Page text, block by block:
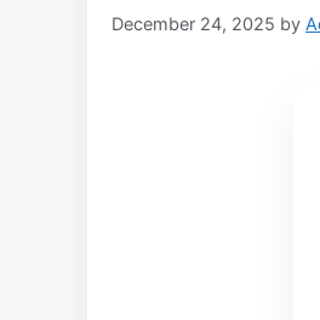
December 24, 2025 by